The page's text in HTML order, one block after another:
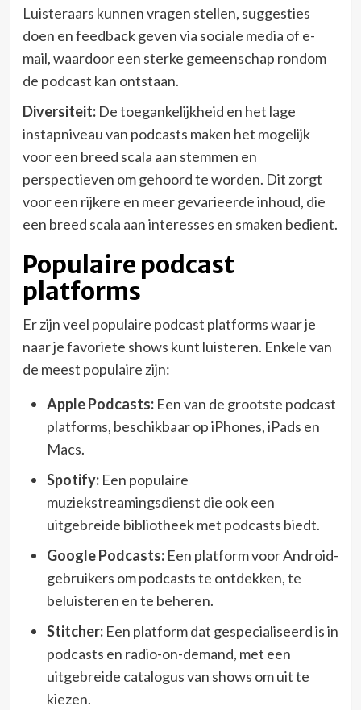
Luisteraars kunnen vragen stellen, suggesties
doen en feedback geven via sociale media of e-
mail, waardoor een sterke gemeenschap rondom
de podcast kan ontstaan.
Diversiteit:De toegankelijkheid en het lage
instapniveau van podcasts maken het mogelijk
voor een breed scala aan stemmen en
perspectieven om gehoord te worden. Dit zorgt
voor een rijkere en meer gevarieerde inhoud, die
een breed scala aan interesses en smaken bedient.
Populaire podcast
platforms
Er zijn veel populaire podcast platforms waar je
naar je favoriete shows kunt luisteren. Enkele van
de meest populaire zijn:
Apple Podcasts:Een van de grootste podcast
platforms, beschikbaar op iPhones, iPads en
Macs.
Spotify:Een populaire
muziekstreamingsdienst die ook een
uitgebreide bibliotheek met podcasts biedt.
Google Podcasts:Een platform voor Android-
gebruikers om podcasts te ontdekken, te
beluisteren en te beheren.
Stitcher:Een platform dat gespecialiseerd is in
podcasts en radio-on-demand, met een
uitgebreide catalogus van shows om uit te
kiezen.